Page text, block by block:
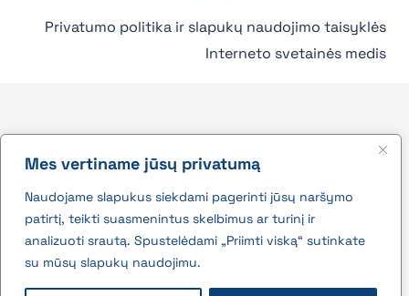
Mes vertiname jūsų privatumą
Naudojame slapukus siekdami pagerinti jūsų naršymo
patirtį, teikti suasmenintus skelbimus ar turinį ir
analizuoti srautą. Spustelėdami „Priimti viską“ sutinkate
su mūsų slapukų naudojimu.
Privatumo politika ir slapukų naudojimo taisyklės
Interneto svetainės medis